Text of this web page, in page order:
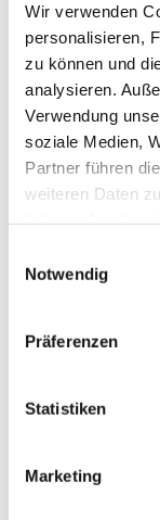
Wir verwenden
personalisieren,
zu können und
analysieren.
Verwendung
soziale Medien,
Partner führen
weiteren Daten
Notwendig
Präferenzen
Statistiken
Marketing